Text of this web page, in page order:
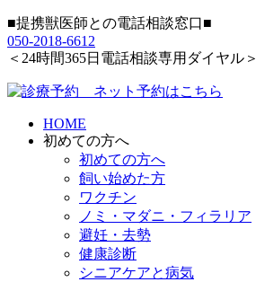
■提携獣医師との電話相談窓口■
050-2018-6612
＜24時間365日電話相談専用ダイヤル＞
HOME
初めての方へ
初めての方へ
飼い始めた方
ワクチン
ノミ・マダニ・フィラリア
避妊・去勢
健康診断
シニアケアと病気